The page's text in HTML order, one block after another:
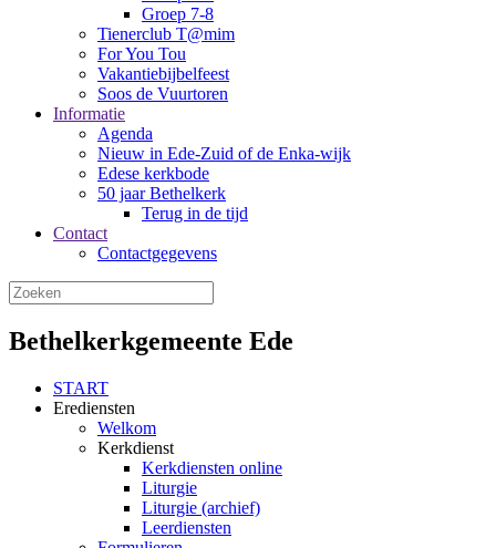
Groep 7-8
Tienerclub T@mim
For You Tou
Vakantiebijbelfeest
Soos de Vuurtoren
Informatie
Agenda
Nieuw in Ede-Zuid of de Enka-wijk
Edese kerkbode
50 jaar Bethelkerk
Terug in de tijd
Contact
Contactgegevens
Bethelkerkgemeente Ede
START
Erediensten
Welkom
Kerkdienst
Kerkdiensten online
Liturgie
Liturgie (archief)
Leerdiensten